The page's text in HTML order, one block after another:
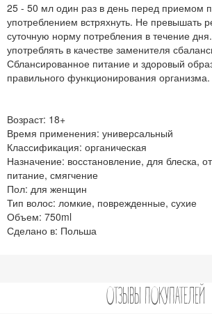
25 - 50 мл один раз в день перед приемом
употреблением встряхнуть. Не превышать
суточную норму потребления в течение
употреблять в качестве заменителя
Сблансированное питание и здоровый
правильного функционирования организма.
Возраст: 18+
Время применения: универсальный
Классификация: органическая
Назначение: восстановление, для блеска,
питание, смягчение
Пол: для женщин
Тип волос: ломкие, поврежденные, сухие
Объем: 750ml
Сделано в: Польша
ОТЗЫВЫ ПОКУПАТЕЛЕЙ